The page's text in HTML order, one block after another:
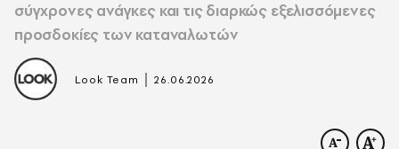
σύγχρονες ανάγκες και τις διαρκώς εξελισσόμενες
προσδοκίες των καταναλωτών
Look Team |26.06.2026